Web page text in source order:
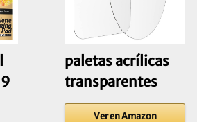
paletas acrílicas
transparentes
Ver en Amazon